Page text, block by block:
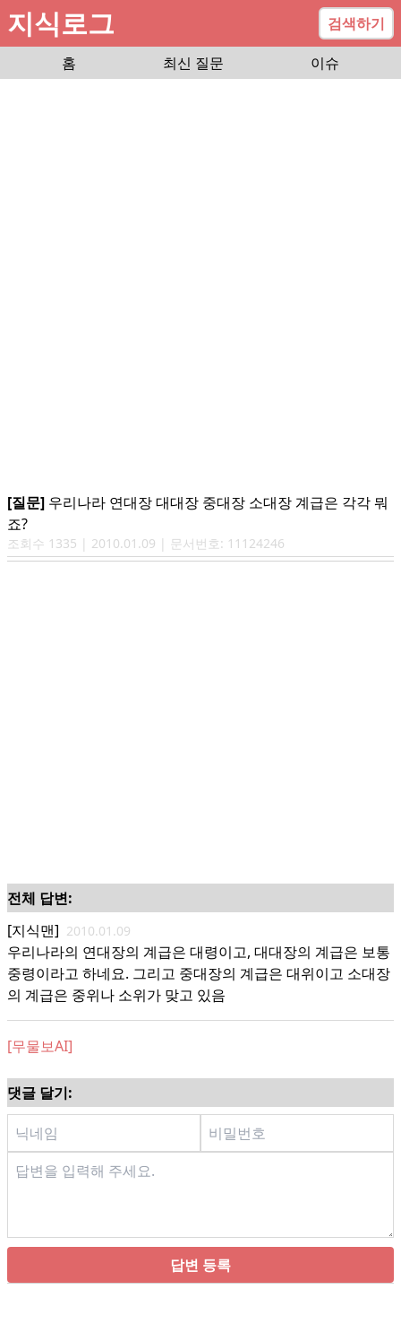
지식로그
검색하기
홈
최신 질문 이슈
[질문] 우리나라 연대장 대대장 중대장 소대장 계급은 각각 뭐
죠?
조회수 1335 | 2010.01.09 | 문서번호: 11124246
전체 답변:
[지식맨] 2010.01.09
우리나라의 연대장의 계급은 대령이고, 대대장의 계급은 보통
중령이라고 하네요. 그리고 중대장의 계급은 대위이고 소대장
의 계급은 중위나 소위가 맞고 있음
[무물보AI]
댓글 달기:
답변 등록